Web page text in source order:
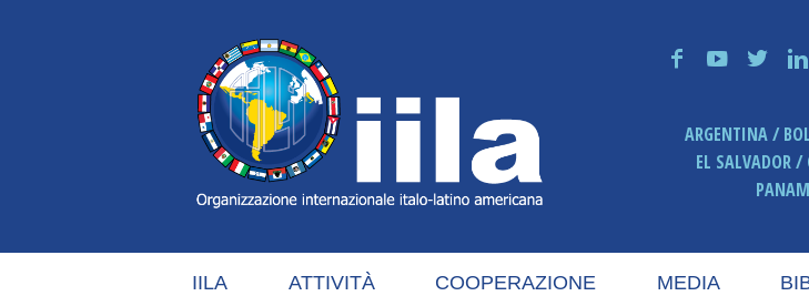
f y t n
ARGENTINA
EL SALVADOR
IILA ATTIVITÀ COOPERAZIONE MEDIA